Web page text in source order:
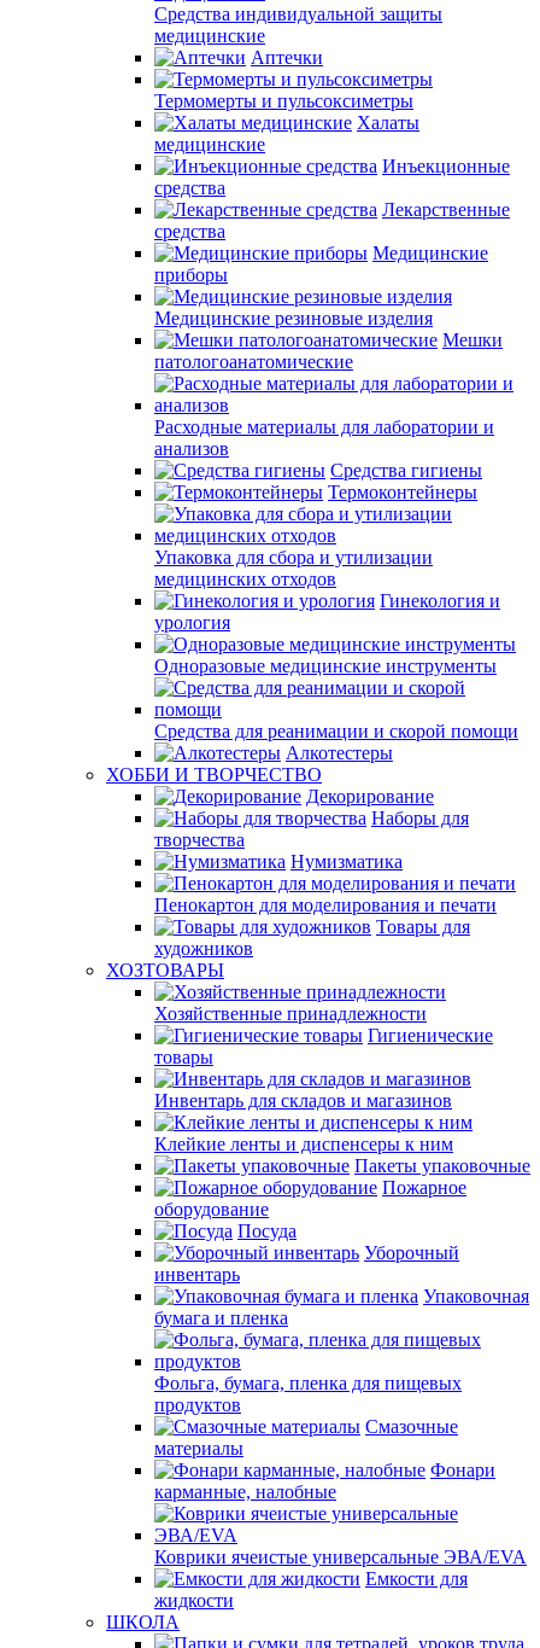
Средства индивидуальной защиты
медицинские
Аптечки
Термомерты и пульсоксиметры
Халаты
медицинские
Инъекционные
средства
Лекарственные
средства
Медицинские
приборы
Медицинские резиновые изделия
Мешки
патологоанатомические
Расходные материалы для лаборатории и
анализов
Средства гигиены
Термоконтейнеры
Упаковка для сбора и утилизации
медицинских отходов
Гинекология и
урология
Одноразовые медицинские инструменты
Средства для реанимации и скорой помощи
Алкотестеры
ХОББИ И ТВОРЧЕСТВО
Декорирование
Наборы для
творчества
Нумизматика
Пенокартон для моделирования и печати
Товары для
художников
ХОЗТОВАРЫ
Хозяйственные принадлежности
Гигиенические
товары
Инвентарь для складов и магазинов
Клейкие ленты и диспенсеры к ним
Пакеты упаковочные
Пожарное
оборудование
Посуда
Уборочный
инвентарь
Упаковочная
бумага и пленка
Фольга, бумага, пленка для пищевых
продуктов
Смазочные
материалы
Фонари
карманные, налобные
Коврики ячеистые универсальные ЭВА/EVA
Емкости для
жидкости
ШКОЛА